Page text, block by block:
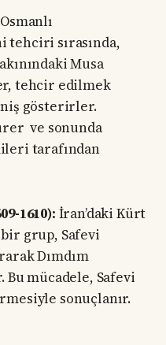
Osmanlı
sırasında,
Musa
tehcir edilmek
gösterirler.
ve sonunda
tarafından
1610): İran’daki Kürt
grup, Safevi
Dımdım
Bu mücadele, Safevi
sonuçlanır.